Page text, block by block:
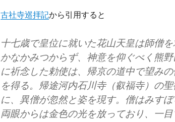
古社寺巡拝記から引用すると
十七歳で皇位に就いた花山天皇は師僧
かなかみつからず、神意を仰ぐべく熊
に祈念した勅使は、帰京の道中で望み
を得る。帰途河内石川寺（叡福寺）の
に、異僧が忽然と姿を現す。僧はみす
両眼からは金色の光を放っており、一